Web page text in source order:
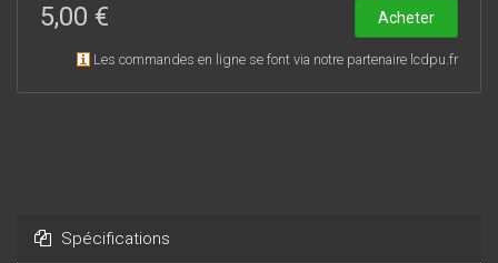
5,00 €
Acheter
Les commandes en ligne se font via notre partenaire lcdpu.fr
Spécifications